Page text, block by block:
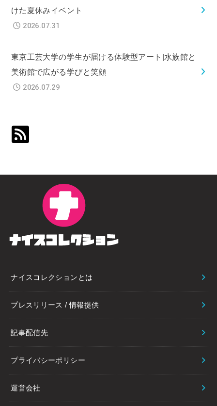
けた夏休みイベント
2026.07.31
東京工芸大学の学生が届ける体験型アート|水族館と
美術館で広がる学びと笑顔
2026.07.29
ナイスコレクションとは
プレスリリース / 情報提供
記事配信先
プライバシーポリシー
運営会社